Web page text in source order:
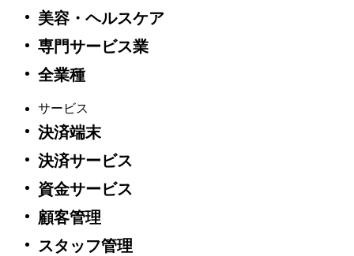
美容・ヘルスケア
専門サービス業
全業種
サービス
決済端末
決済サービス
資金サービス
顧客管理
スタッフ管理
追加的交通系電子マネー取扱規約
JCB取扱いに関する特約
反社会的勢力排除についての指針
JCB取扱いに関する確認書
ブラウザをアップデートしてください。
以下の対応ブラウザの最新バージョンをダウンロードして、
Google Chrome
Microsoft Edge